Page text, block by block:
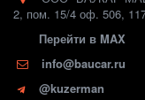
2, пом. 15/4 оф. 506,
Перейти в MAX
info@baucar.ru
@kuzerman